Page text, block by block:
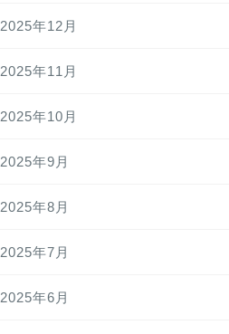
2025年12月
2025年11月
2025年10月
2025年9月
2025年8月
2025年7月
2025年6月